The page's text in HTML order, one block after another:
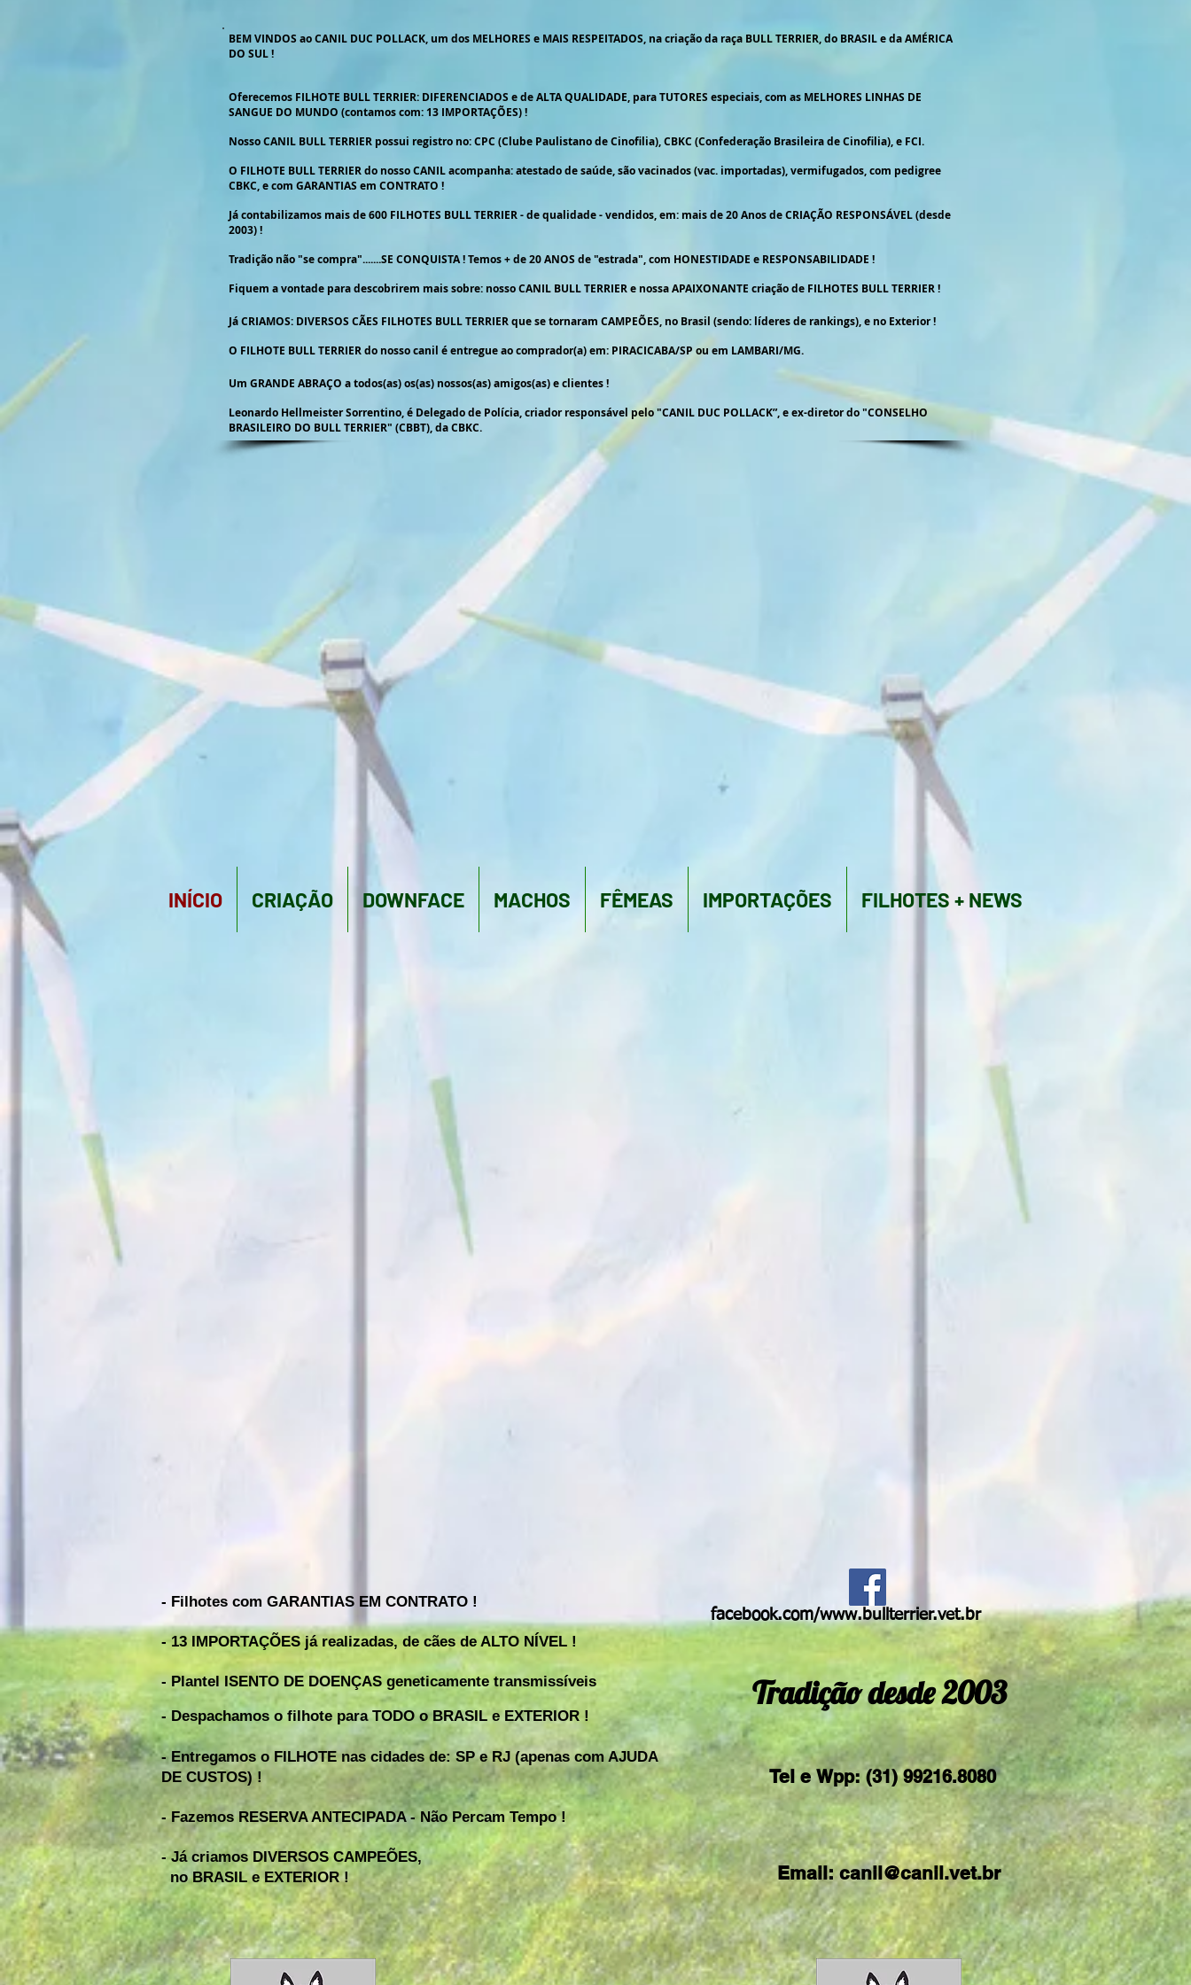
BEM VINDOS ao CANIL DUC POLLACK, um dos MELHORES e MAIS RESPEITADOS, na criação da raça BULL TERRIER, do BRASIL e da AMÉRICA
DO SUL !
Oferecemos FILHOTE BULL TERRIER: DIFERENCIADOS e de ALTA QUALIDADE, para TUTORES especiais, com as MELHORES LINHAS DE
SANGUE DO MUNDO (contamos com: 13 IMPORTAÇÕES) !
Nosso CANIL BULL TERRIER possui registro no: CPC (Clube Paulistano de Cinofilia), CBKC (Confederação Brasileira de Cinofilia), e FCI.
O FILHOTE BULL TERRIER do nosso CANIL acompanha: atestado de saúde, são vacinados (vac. importadas), vermifugados, com pedigree
CBKC, e com GARANTIAS em CONTRATO !
Já contabilizamos mais de 600 FILHOTES BULL TERRIER - de qualidade - vendidos, em: mais de 20 Anos de CRIAÇÃO RESPONSÁVEL (desde
2003) !
Tradição não "se compra".......SE CONQUISTA ! Temos + de 20 ANOS de "estrada", com HONESTIDADE e RESPONSABILIDADE !
Fiquem a vontade para descobrirem mais sobre: nosso CANIL BULL TERRIER e nossa APAIXONANTE criação de FILHOTES BULL TERRIER !
Já CRIAMOS: DIVERSOS CÃES FILHOTES BULL TERRIER que se tornaram CAMPEÕES, no Brasil (sendo: líderes de rankings), e no Exterior !
O FILHOTE BULL TERRIER do nosso canil é entregue ao comprador(a) em: PIRACICABA/SP ou em LAMBARI/MG.
Um GRANDE ABRAÇO a todos(as) os(as) nossos(as) amigos(as) e clientes !
Leonardo Hellmeister Sorrentino, é Delegado de Polícia, criador responsável pelo "CANIL DUC POLLACK”, e ex-diretor do "CONSELHO
BRASILEIRO DO BULL TERRIER" (CBBT), da CBKC.
INÍCIO CRIAÇÃO DOWNFACE MACHOS FÊMEAS IMPORTAÇÕES FILHOTES + NEWS
- Filhotes com GARANTIAS EM CONTRATO !
- 13 IMPORTAÇÕES já realizadas, de cães de ALTO NÍVEL !
- Plantel ISENTO DE DOENÇAS geneticamente transmissíveis
- Despachamos o filhote para TODO o BRASIL e EXTERIOR !
- Entregamos o FILHOTE nas cidades de: SP e RJ (apenas com AJUDA
DE CUSTOS) !
- Fazemos RESERVA ANTECIPADA - Não Percam Tempo !
- Já criamos DIVERSOS CAMPEÕES,
no BRASIL e EXTERIOR !
facebook.com/www.bullterrier.vet.br
Tradição desde 2003
Tel e Wpp: (31) 99216.8080
Email:canil@canil.vet.br